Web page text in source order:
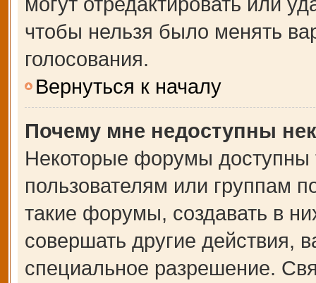
чтобы нельзя было менять
голосования.
Вернуться к началу
Почему мне недоступны
Некоторые форумы доступны
пользователям или группам
такие форумы, создавать в
совершать другие действия,
специальное разрешение.